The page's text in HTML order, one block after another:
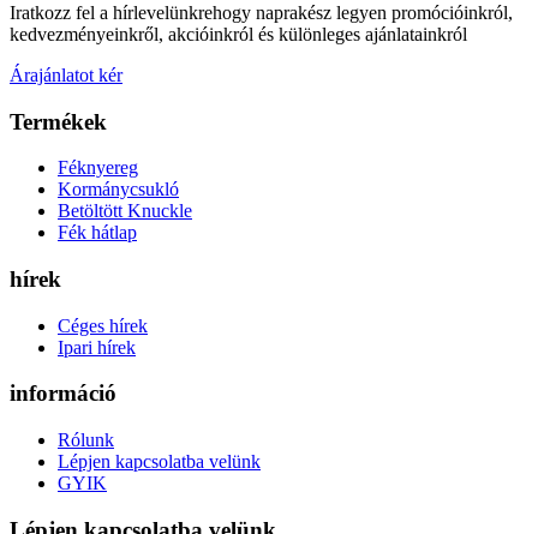
Iratkozz fel a hírlevelünkrehogy naprakész legyen promócióinkról,
kedvezményeinkről, akcióinkról és különleges ajánlatainkról
Árajánlatot kér
Termékek
Féknyereg
Kormánycsukló
Betöltött Knuckle
Fék hátlap
hírek
Céges hírek
Ipari hírek
információ
Rólunk
Lépjen kapcsolatba velünk
GYIK